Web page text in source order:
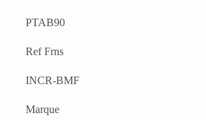
PTAB90
Ref Frns
INCR-BMF
Marque